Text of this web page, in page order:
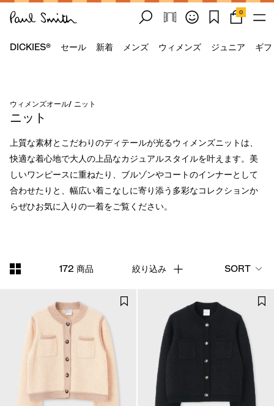
0
DICKIES® セール 新着 メンズ ウィメンズ ジュニア ギ
ウィメンズオール/ ニット
ニット
上質な素材とこだわりのディテールが光るウィメンズニットは、
快適な着心地で大人の上品なカジュアルスタイルを叶えます。美
しいワンピースに重ねたり、ブルゾンやコートのインナーとして
合わせたりと、幅広い着こなしに寄り添う多彩なコレクションか
らぜひお気に入りの一着をご覧ください。
172 商品 絞り込み SORT